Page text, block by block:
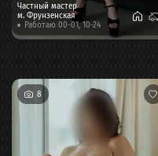
Частный мастер
м. Фрунзенская
Работаю 00-01, 10-24
8